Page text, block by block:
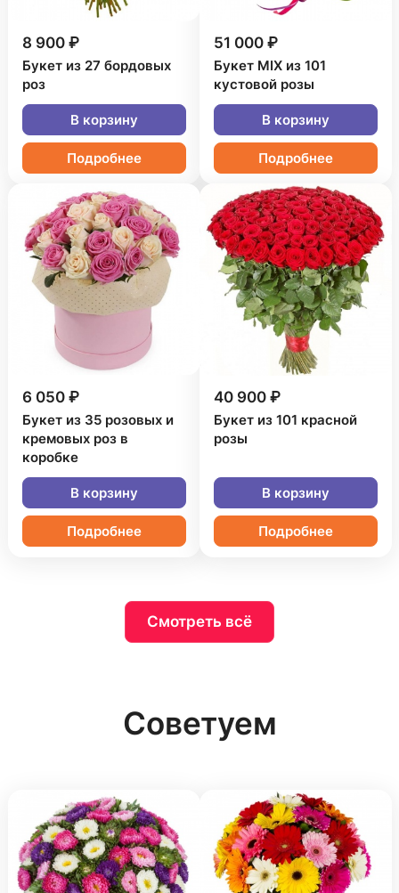
8 900 ₽
Букет из 27 бордовых
роз
В корзину
Подробнее
51 000 ₽
Букет MIX из 101
кустовой розы
В корзину
Подробнее
6 050 ₽
Букет из 35 розовых и
кремовых роз в
коробке
В корзину
Подробнее
40 900 ₽
Букет из 101 красной
розы
В корзину
Подробнее
Смотреть всё
Советуем